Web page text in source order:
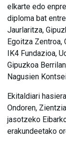
elkarte edo
diploma bat
Jaurlaritza,
Egoitza Zentroa,
IK4 Fundazioa,
Gipuzkoa
Nagusien
Ekitaldiari
Ondoren,
jasotzeko
erakundeetako